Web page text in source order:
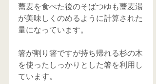
蕎麦を食べた後のそばつゆも蕎麦湯
が美味しくのめるように計算された
量になっています。
箸が割り箸ですが持ち帰れる杉の木
を使ったしっかりとした箸を利用し
ています。